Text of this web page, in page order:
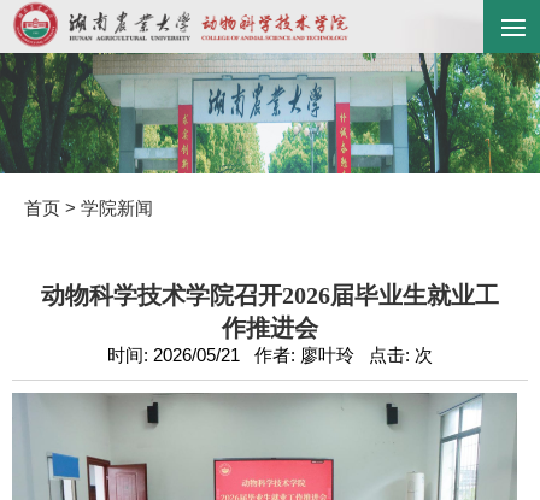
首页 > 学院新闻
动物科学技术学院召开2026届毕业生就业工
作推进会
时间: 2026/05/21 作者: 廖叶玲 点击: 次